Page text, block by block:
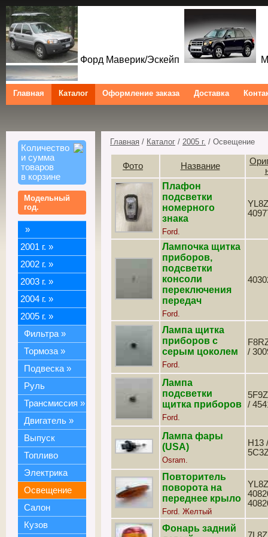
Форд Маверик/Эскейп
Ford Maverick/Escape
Tribute Ford Kuga/Escape
Главная Каталог Оформление заказа Доставка
Количество
и сумма
товаров
в корзине
Модельный
год.
»
2001 г. »
2002 г. »
2003 г. »
2004 г. »
2005 г. »
Фильтра »
Тормоза »
Подвеска »
Руль
Трансмиссия »
Двигатель »
Выпуск
Топливо
Электрика
Освещение
Салон
Кузов
Главная / Каталог / 2005 г. / Освещение
Фото Название
Плафон
подсветки
номерного
знака
Ford.
Лампочка щитка
приборов,
подсветки
консоли
переключения
передач
Ford.
Лампа щитка
приборов с
серым цоколем
Ford.
/
Лампа
подсветки
щитка приборов
Ford.
/
Лампа фары
(USA)
Osram.
H13
Повторитель
поворота на
переднее крыло
Ford. Желтый
Фонарь задний